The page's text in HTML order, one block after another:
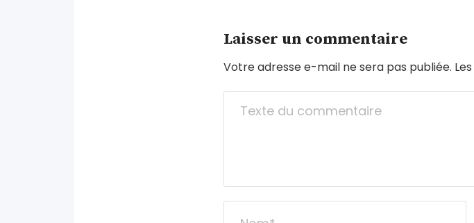
Laisser un commentaire
Votre adresse e-mail ne sera pas publiée.